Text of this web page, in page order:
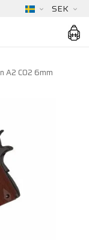
SEK
A2 CO2 6mm